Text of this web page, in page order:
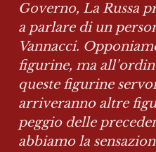
Governo, La Russa
a parlare di un
Vannacci.
figurine, ma
queste figurine
arriveranno altre
peggio delle
abbiamo la